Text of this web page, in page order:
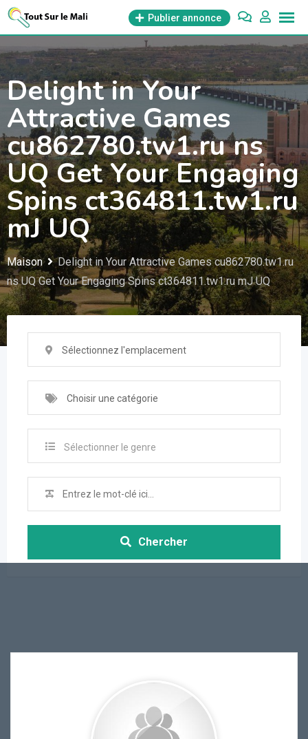
Aller
contenu
Publier annonce
Delight in Your
Attractive Games
cu862780.tw1.ru ns
UQ Get Your Engaging
Spins ct364811.tw1.ru
mJ UQ
Maison
Delight in Your Attractive Games cu862780.tw1.ru
ns UQ Get Your Engaging Spins ct364811.tw1.ru mJ UQ
Sélectionnez l'emplacement
Choisir une catégorie
Sélectionner le genre
Chercher